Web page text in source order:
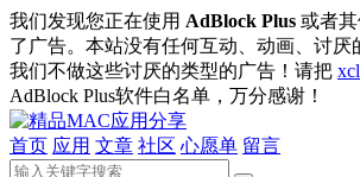
我们发现您正在使用 AdBlock Plus 或者
了广告。本站没有任何互动、动画、讨厌
我们不做这些讨厌的类型的广告！请把
AdBlock Plus软件白名单，万分感谢！
首页 应用 文章 社区 心愿单 留言